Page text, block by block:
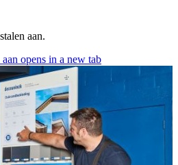
aan.
opens in a new tab